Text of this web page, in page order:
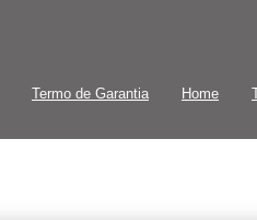
Termo de Garantia Home